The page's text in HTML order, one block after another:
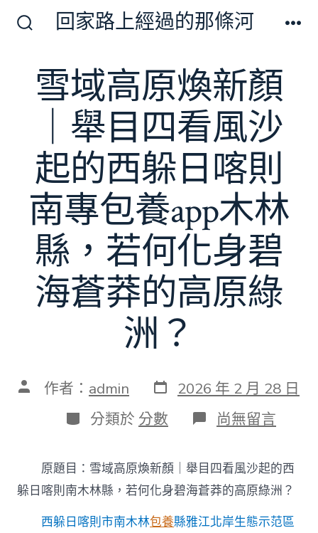
切
換
開
回家路上經過的那條河
雪域高原煥新顏
｜舉目四看風沙
起的西躲日喀則
南專包養app木林
縣，若何化身碧
海蒼莽的高原綠
洲？
文 作者： admin 發
表
日
期
2026 年 2 月 28 日
分
類
分類於 分數 在
〈雪
高
原
煥
顏
尚無留言
原題目：雪域高原煥新顏｜舉目四看風沙起的西
躲日喀則南木林縣，若何化身碧海蒼莽的高原綠洲？
西躲日喀則市南木林包養縣雅江北岸生態示范區